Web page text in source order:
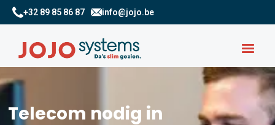
+32 89 85 86 87 info@jojo.be
Telecom nodig in